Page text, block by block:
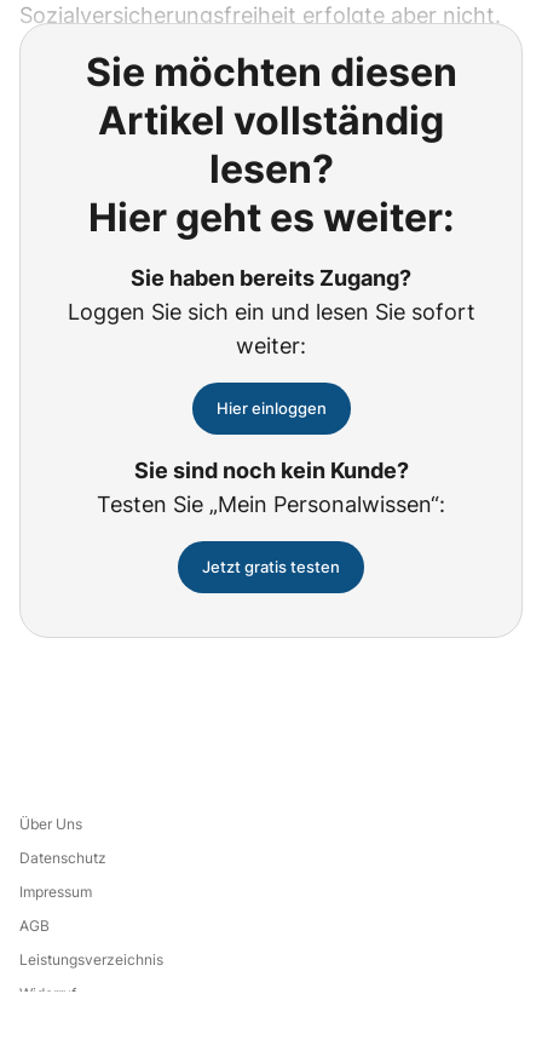
Sozialversicherungsfreiheit erfolgte aber nicht.
Sie möchten diesen
Artikel vollständig
lesen?
Hier geht es weiter:
Sie haben bereits Zugang?
Loggen Sie sich ein und lesen Sie sofort
weiter:
Hier einloggen
Sie sind noch kein Kunde?
Testen Sie „Mein Personalwissen“:
Jetzt gratis testen
Über Uns
Datenschutz
Impressum
AGB
Leistungsverzeichnis
Widerruf